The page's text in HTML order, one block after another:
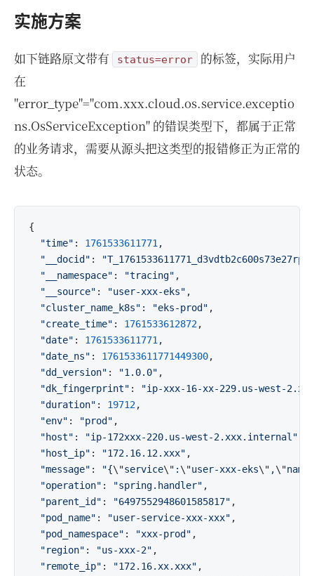
实施方案
如下链路原文带有 status=error
的标签，实际用户
在
"error_type"="com.xxx.cloud.os.service.exceptio
ns.OsServiceException" 的错误类型下，都属于正常
的业务请求，需要从源头把这类型的报错修正为正常的
状态。
{
"time" : 1761533611771 ,
"__docid" :
"T_1761533611771_d3vdtb2c600s73e27rpg"
"__namespace" : "tracing" ,
"__source" : "user-xxx-eks" ,
"cluster_name_k8s" : "eks-prod" ,
"create_time" : 1761533612872,
"date" : 1761533611771 ,
"date_ns" : 1761533611771449300,
"dd_version" : "1.0.0" ,
"dk_fingerprint" :
"ip-xxx-16-xx-229.us-west-
"duration" : 19712,
"env" : "prod" ,
"host" : "ip-172xxx-220.us-west-2.xxx.internal"
"host_ip" : "172.16.12.xxx" ,
"message" : "{\"service\" : \"user-xxx-eks\" ,\"name
"operation" : "spring.handler" ,
"parent_id" : "6497552948601585817" ,
"pod_name" : "user-service-xxx-xxx" ,
"pod_namespace" : "xxx-prod" ,
"region" : "us-xxx-2" ,
"remote_ip" : "172.16.xx.xxx" ,